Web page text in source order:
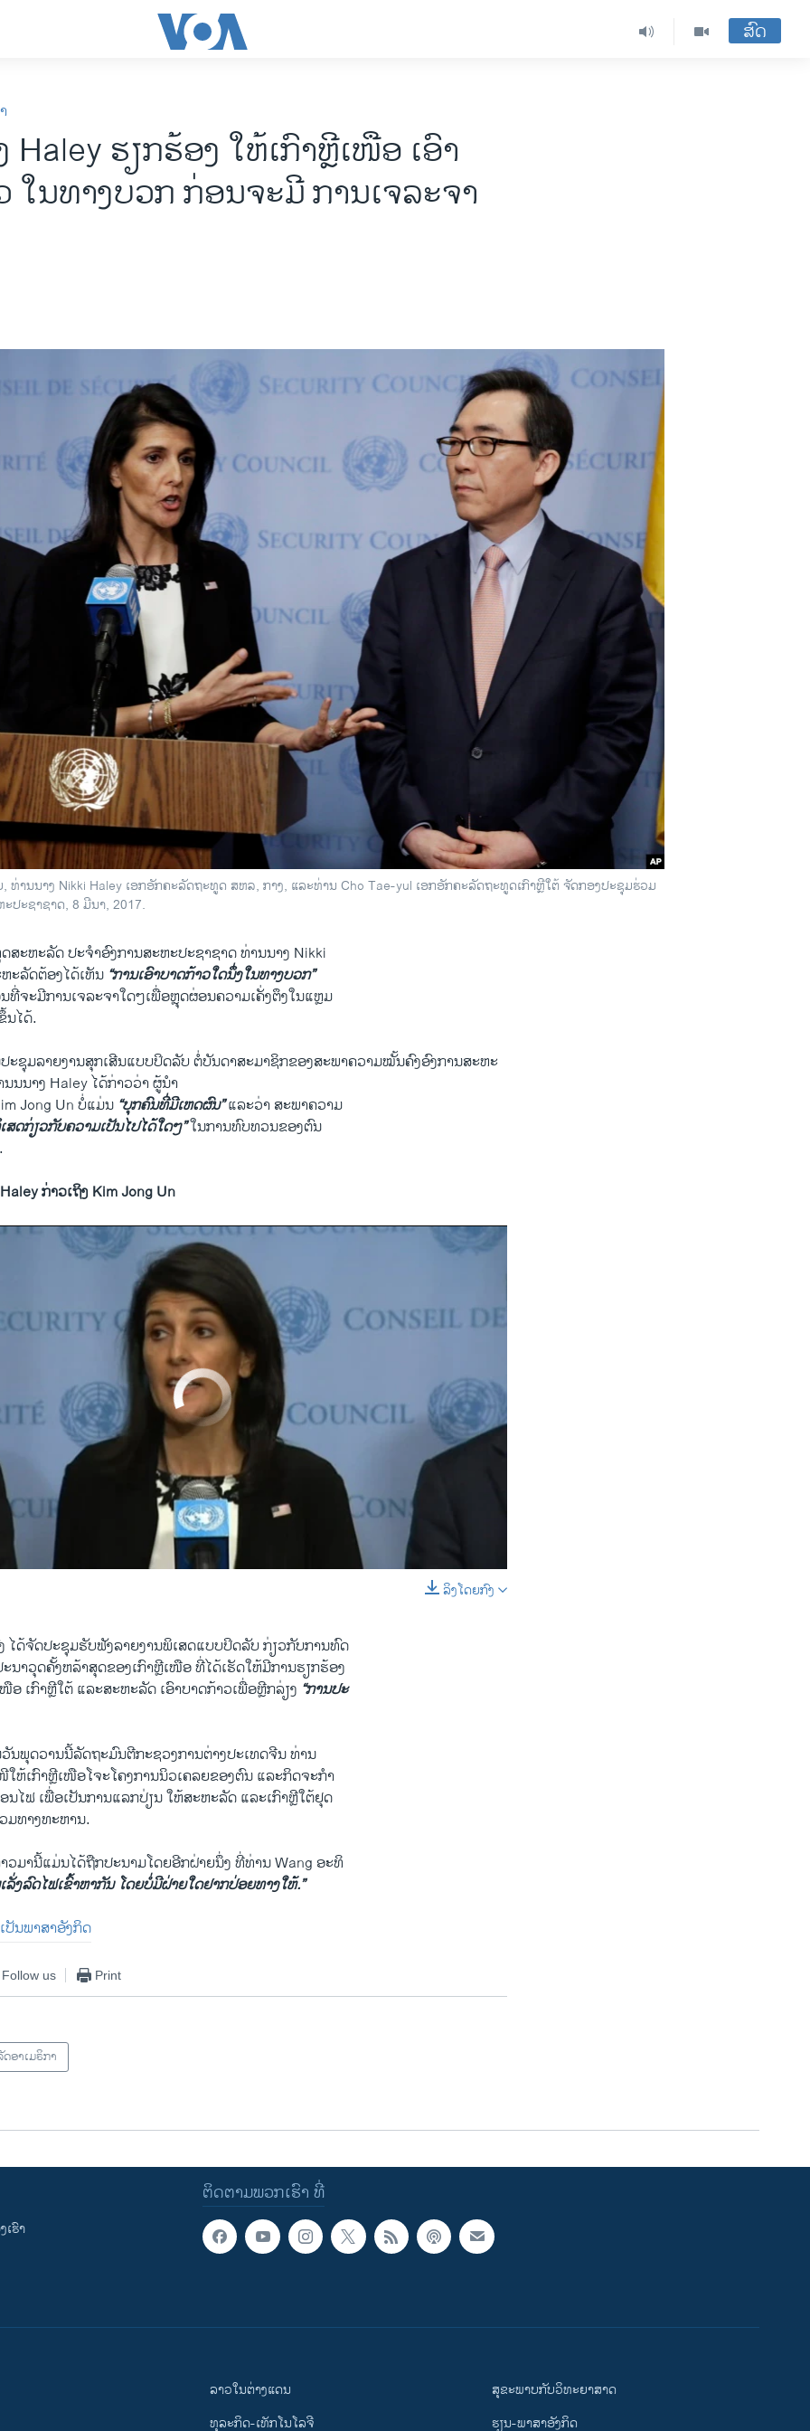
ສົດ
Haley ຮຽກຮ້ອງ ​ໃຫ້​​ເກົາຫຼີ​ເໜືອ ​ເອົາ​
ໃນ​ທາງ​ບວກ ກ່ອນ​​ຈະ​ມີ ​ການ​ເຈ​ລະ​ຈາ​
ານ​ນາງ Nikki Haley ເອກ​ອັກຄະ​ລັດຖະທູດ​ ສຫລ, ກາງ, ​ແລະ​ທ່ານ Cho Tae-yul ເອກ​ອັກຄະ​ລັດຖະທູດ​ເກົາຫຼີ​ໃຕ້ ຈັດ​ກອງ​ປະຊຸມຮ່ວມ
ປະຊາ​ຊາດ, 8 ມີນາ, 2017.
ສະຫະລັດ ປະ​ຈຳ​ອົງການ​ສະຫະ​ປະຊາ​ຊາດ ທ່ານ​ນາງ Nikki
ະລັດຕ້ອງ​ໄດ້​ເຫັນ “ການ​ເອົາ​ບາດກ້າວ​ໃດ​ນຶ່ງ​ໃນ​ທາງ​ບວກ”
ທີ່​ຈະ​ມີ​ການ​ເຈ​ລະ​ຈາ​ໃດໆ​ເພື່ອ​ຫຼຸດຜ່ອນ​ຄວາມ​ເຄັ່ງ​ຕຶງ​ໃນ​ແຫຼມ​
ນ​ໄດ້.
ະຊຸມລາຍ​ງານສຸກ​ເສີນ​ແບບ​ປິດ​ລັບ ຕໍ່​ບັນດາ​ສະມາ​ຊິກ​ຂອງ​ສະພາ​ຄວາມໝັ້ນຄົງອົງການ​ສະຫະ​
ນນາງ Haley ​ໄດ້​ກ່າວ​ວ່າ ຜູ້ນຳ
Jong Un ບໍ່​ແມ່ນ ​“ບຸກຄົນ​ທີ່​ມີ​ເຫດຜົນ” ​ແລະ​ວ່າ ​ສະພາ​ຄວາມ
ສດ​ກ່ຽວ​ກັບ​ຄວາມ​ເປັນ​ໄປ​ໄດ້​ໃດໆ”​ໃນ​ການ​ທົບ​ທວນ​ຂອງ​ຕົນ
ກ່າວ​ເຖິງ Kim Jong Un
SHARE
No media source currently available
ລິງໂດຍກົງ
ດ້​ຈັດ​ປະຊຸມ​ຮັບ​ຟັງ​ລາຍ​ງານ​ພິ​ເສດແບບ​ປິດ​ລັບ ກ່ຽວ​ກັບການ​ທົດ
ນາ​ວຸດຄັ້ງຫລ້າ​ສຸດຂອງ​ເກົາຫຼີ​ເໜືອ ທີ່​ໄດ້ເຮັດ​ໃຫ້​ມີ​ການ​ຮຽກຮ້ອງ
ອ ​ເກົາຫຼີ​ໃຕ້ ​ແລະ​ສະຫະລັດ ​ເອົາ​ບາດກ້າວເພື່ອ​ຫຼີກ​ລ່ຽງ “ການ​ປະ​
ນ​ພຸດ​ວານ​ນີ້ລັດຖະມົນຕີ​ກະຊວງ​ການ​ຕ່າງປະ​ເທດຈີນ ທ່ານ
ໃຫ້​ເກົາຫຼີ​ເໜືອໂຈະໂຄງການ​ນິວ​ເຄລຍຂອງ​ຕົນ ​ແລະ​ກິດຈະກຳ
ນ​ໄຟ ເພື່ອເປັນການ​ແລກປ່ຽນ ​ໃຫ້​ສະຫະລັດ ​ແລະ​ເກົາຫຼີ​ໃຕ້ຢຸດ
ມ​ທາງ​ທະຫານ.
ວ​ມານີ້ແມ່ນໄດ້​ຖືກ​ປະນາມ​ໂດຍ​ອີກ​ຝ່າຍນຶ່ງ ​ທີ່​ທ່ານ Wang ອະ​ທິ
ລັ່ງລົດ​ໄຟ​ເຂົ້າຫາ​ກັນ ​ໂດຍບໍ່​ມີ​ຝ່າ​ຍ​ໃດ​ຢາກ​ປ່ອຍທາງໃຫ້.”
ປັນ​ພາສາ​ອັງກິດ
Follow us Print
ອາເມຣິກາ
ຕິດຕາມພວກເຮົາ ທີ່
ຮົາ
ລາວໃນຕ່າງແດນ
ທຸລະກິດ-ເທັກໂນໂລຈີ
ສຸຂະພາບກັບວິທະຍາສາດ
ຮຽນ-ພາສາອັງກິດ